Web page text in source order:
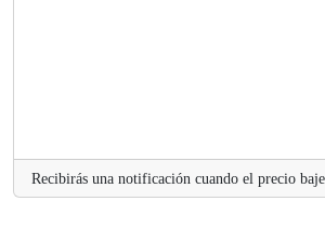
Recibirás una notificación cuando el precio baje